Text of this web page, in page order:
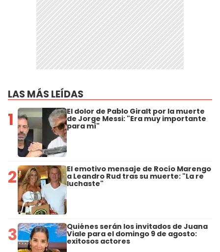
LAS MÁS LEÍDAS
1 El dolor de Pablo Giralt por la muerte
de Jorge Messi: "Era muy importante
para mí"
2 El emotivo mensaje de Rocío Marengo
a Leandro Rud tras su muerte: "La re
luchaste"
3 Quiénes serán los invitados de Juana
Viale para el domingo 9 de agosto:
exitosos actores